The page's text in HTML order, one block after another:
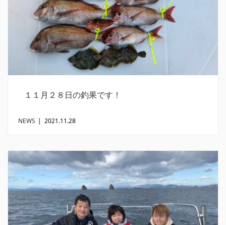
１１月２８日の釣果です！
NEWS | 2021.11.28